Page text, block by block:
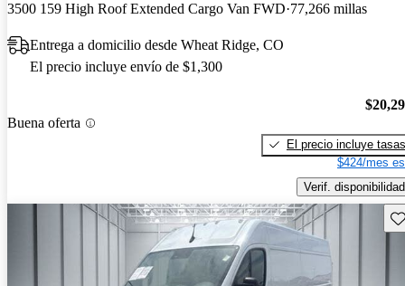
3500 159 High Roof Extended Cargo Van FWD 77,266 millas
Entrega a domicilio desde Wheat Ridge, CO
El precio incluye envío de $1,300
Buena oferta
El precio incluye tasas
$424/mes
Verif. disponibilidad